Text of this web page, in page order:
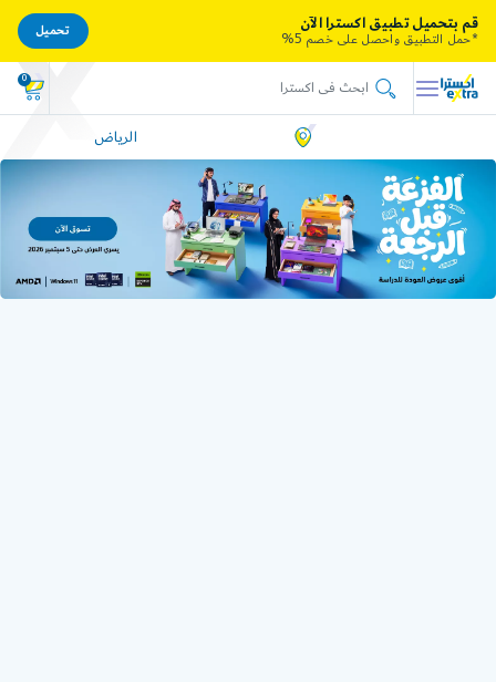
0
الرياض
قم بتحميل تطبيق اكسترا الآن
*حمل التطبيق واحصل على خصم 5%
تحميل